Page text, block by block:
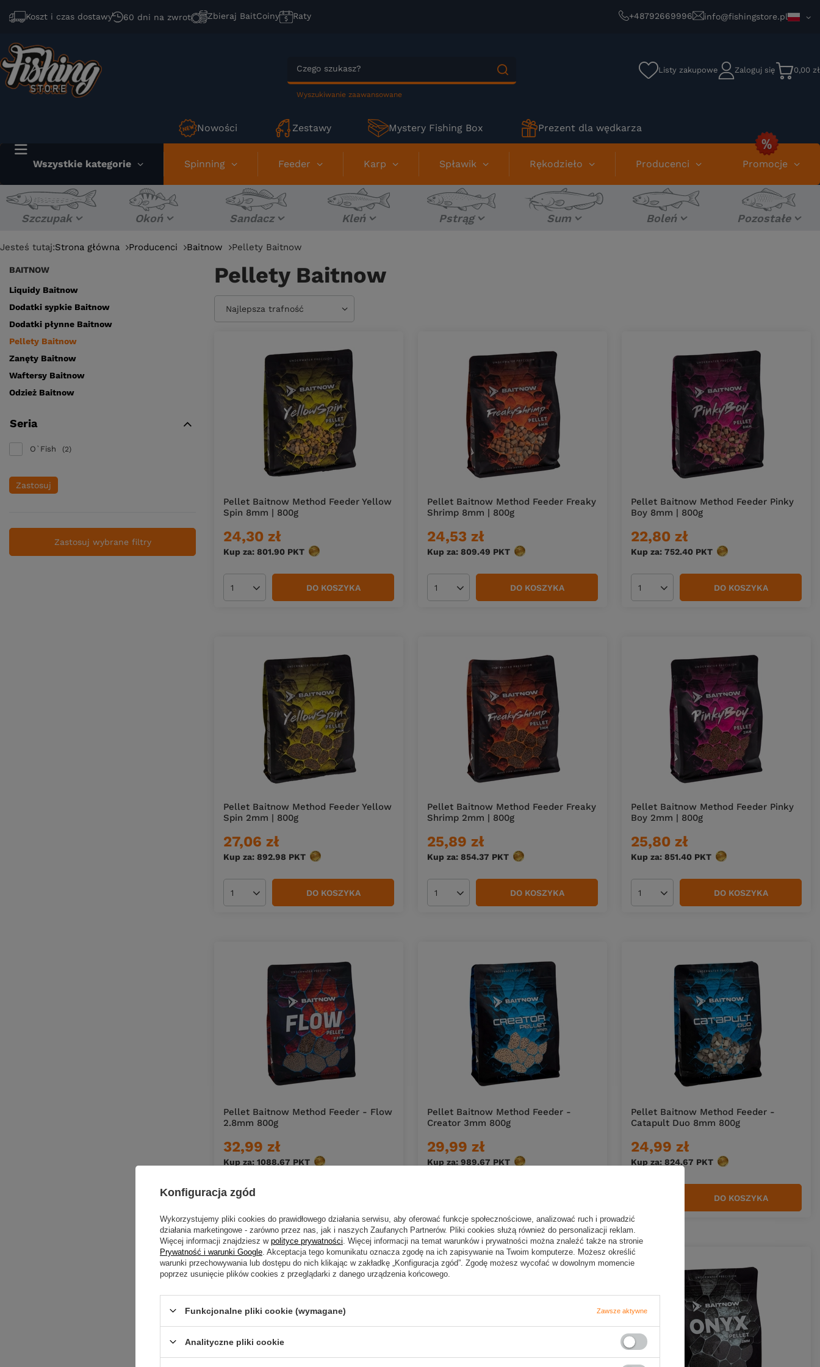
Koszt i czas dostawy 60 dni na zwrot Zbieraj BaitCoiny Raty +48792669996 info@fishingstore.pl
Wyszukiwanie zaawansowane
Listy zakupowe Zaloguj się 0,00 zł
Nowości Zestawy Mystery Fishing Box Prezent dla wędkarza
Wszystkie kategorie Spinning Feeder Karp Spławik Rękodzieło Producenci Promocje
Szczupak Okoń Sandacz Kleń Pstrąg Sum Boleń Pozostałe
Jesteś tutaj:Strona główna Producenci Baitnow Pellety Baitnow
BAITNOW
Liquidy Baitnow
Dodatki sypkie Baitnow
Dodatki płynne Baitnow
Pellety Baitnow
Zanęty Baitnow
Waftersy Baitnow
Odzież Baitnow
Seria
O`Fish 2
Zastosuj
Zastosuj wybrane filtry
Pellety Baitnow
Zmień sortowanie
Najlepsza trafność
Pellet Baitnow Method Feeder Yellow
Spin 8mm | 800g
24,30 zł
Kup za: 801.90 PKT punktów
Ilość produktów DO KOSZYKA
Pellet Baitnow Method Feeder Freaky
Shrimp 8mm | 800g
24,53 zł
Kup za: 809.49 PKT punktów
Ilość produktów DO KOSZYKA
Pellet Baitnow Method Feeder Pinky
Boy 8mm | 800g
22,80 zł
Kup za: 752.40 PKT punktów
Ilość produktów DO KOSZYKA
Pellet Baitnow Method Feeder Yellow
Spin 2mm | 800g
27,06 zł
Kup za: 892.98 PKT punktów
Ilość produktów DO KOSZYKA
Pellet Baitnow Method Feeder Freaky
Shrimp 2mm | 800g
25,89 zł
Kup za: 854.37 PKT punktów
Ilość produktów DO KOSZYKA
Pellet Baitnow Method Feeder Pinky
Boy 2mm | 800g
25,80 zł
Kup za: 851.40 PKT punktów
Ilość produktów DO KOSZYKA
Pellet Baitnow Method Feeder - Flow
2.8mm 800g
32,99 zł
Kup za: 1088.67 PKT punktów
Pellet Baitnow Method Feeder -
Creator 3mm 800g
29,99 zł
Kup za: 989.67 PKT punktów
Pellet Baitnow Method Feeder -
Catapult Duo 8mm 800g
24,99 zł
Kup za: 824.67 PKT punktów
DO KOSZYKA
Konfiguracja zgód
Wykorzystujemy pliki cookies do prawidłowego działania serwisu, aby oferować funkcje społecznościowe, analizować ruch i prowadzić
działania marketingowe - zarówno przez nas, jak i naszych Zaufanych Partnerów. Pliki cookies służą również do personalizacji reklam.
Więcej informacji znajdziesz w polityce prywatności . Więcej informacji na temat warunków i prywatności można znaleźć także na stronie
Prywatność i warunki Google . Akceptacja tego komunikatu oznacza zgodę na ich zapisywanie na Twoim komputerze. Możesz określić
warunki przechowywania lub dostępu do nich klikając w zakładkę „Konfiguracja zgód”. Zgodę możesz wycofać w dowolnym momencie
poprzez usunięcie plików cookies z przeglądarki z danego urządzenia końcowego.
Funkcjonalne pliki cookie (wymagane) Zawsze aktywne
Analityczne pliki cookie